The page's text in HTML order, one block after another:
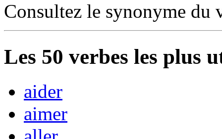
Consultez le synonyme du
Les 50 verbes les plus
aider
aimer